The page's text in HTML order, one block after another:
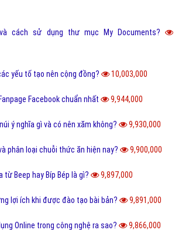
cách sử dụng thư mục My Documents?
yếu tố tạo nên cộng đồng? 10,003,000
Facebook chuẩn nhất 9,944,000
ý nghĩa gì và có nên xăm không? 9,930,000
phân loại chuỗi thức ăn hiện nay? 9,900,000
từ Beep hay Bíp Bép là gì? 9,897,000
lợi ích khi được đào tạo bài bản? 9,891,000
Online trong công nghệ ra sao? 9,866,000